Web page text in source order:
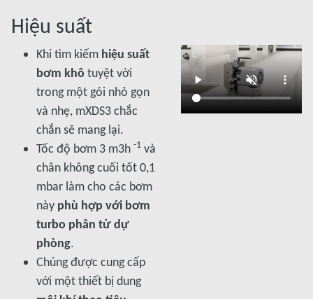
Hiệu suất
Khi tìm kiếm hiệu suất
bơm khô tuyệt vời
trong một gói nhỏ gọn
và nhẹ, mXDS3 chắc
chắn sẽ mang lại.
Tốc độ bơm 3 m3h -1 và
chân không cuối tốt 0,1
mbar làm cho các bơm
này phù hợp với bơm
turbo phân tử dự
phòng.
Chúng được cung cấp
với một thiết bị dung